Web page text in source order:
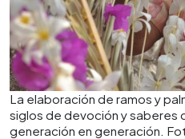
La elaboración de ramos y
siglos de devoción y saberes
generación en generación.